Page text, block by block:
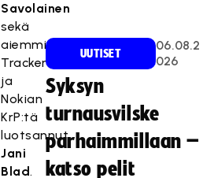
Savolainen
sekä
aiemmin
Trackersia
ja
Nokian
KrP:tä
luotsannut
Jani
Blad.
UUTISET
06.08.2
026
Syksyn
turnausvilske
parhaimmillaan –
katso pelit